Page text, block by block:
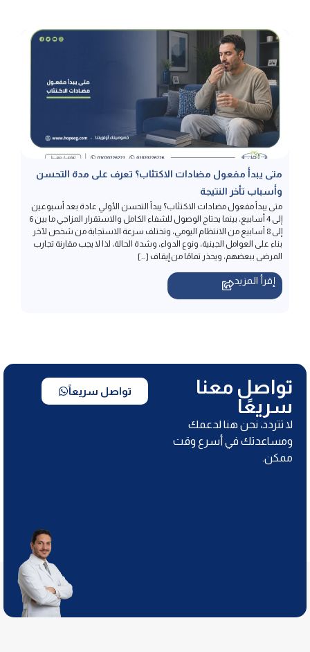
متى يبدأ مفعول مضادات الاكتئاب؟ تعرف على مدة التحسن
وأسباب تأخر النتيجة
متى يبدأ مفعول مضادات الاكتئاب؟ يبدأ التحسن الأولي عادة بعد أسبوعين
إلى 8 أسابيع من الانتظام اليومي، وتختلف سرعة الاستجابة من شخص لآخر
بناء على العوامل الجينية، ونوع الدواء، وشدة الحالة، لذا لا يجب مقارنة تجارب
المرضى ببعضهم، ويحذر تمامًا من إيقاف […]
إقرأ المزيد
تواصل معنا
سريعًا
لا تتردد، نحن هنا لدعمك
ومساعدتك في أسرع وقت
ممكن.
تواصل سريعاً